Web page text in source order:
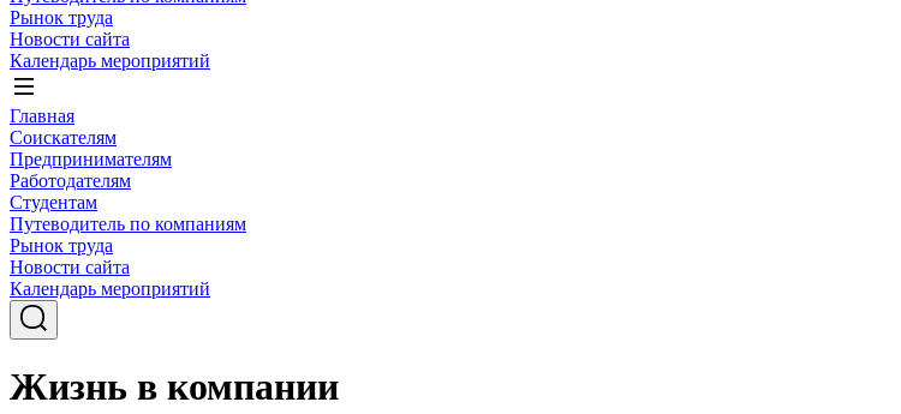
Рынок труда
Новости сайта
Календарь мероприятий
Главная
Соискателям
Предпринимателям
Работодателям
Студентам
Путеводитель по компаниям
Рынок труда
Новости сайта
Календарь мероприятий
Жизнь в компании